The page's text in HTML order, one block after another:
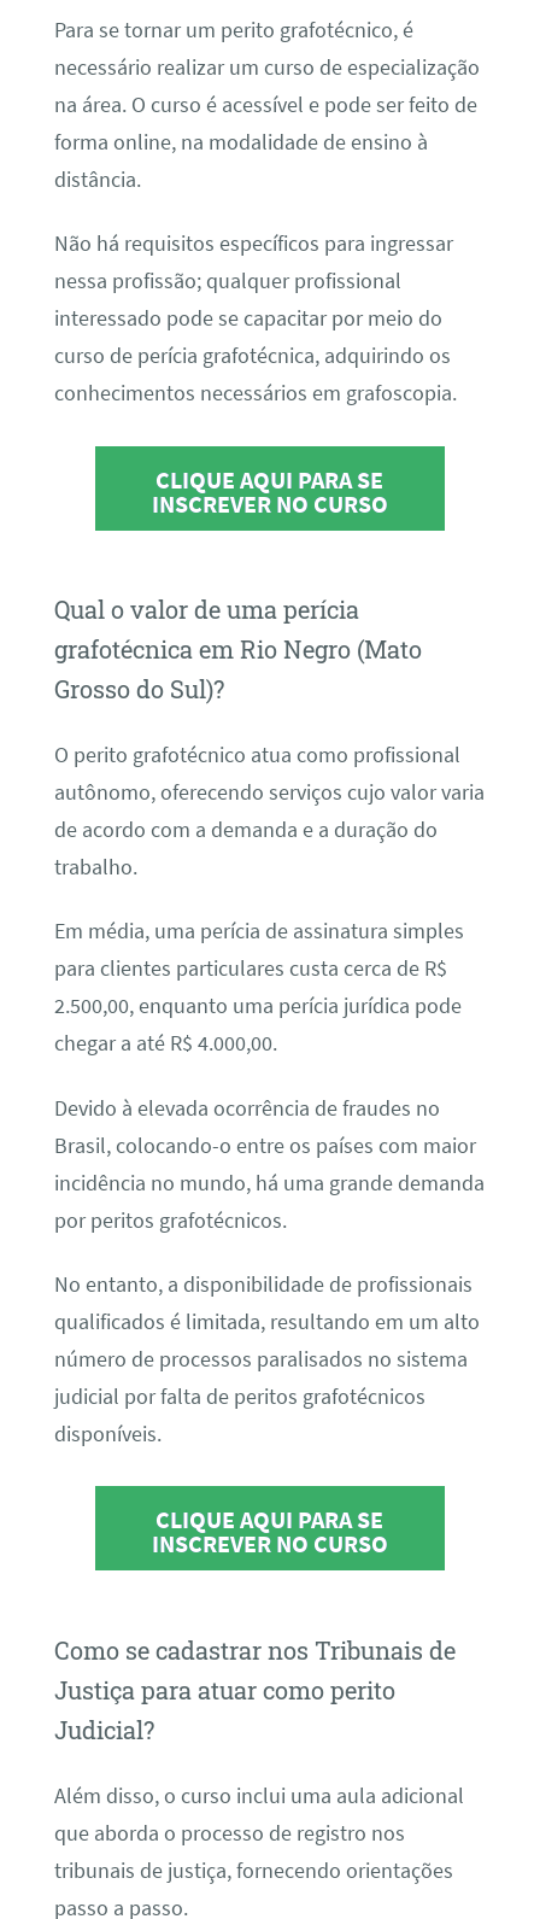
Para se tornar um perito grafotécnico, é
necessário realizar um curso de especialização
na área. O curso é acessível e pode ser feito de
forma online, na modalidade de ensino à
distância.
Não há requisitos específicos para ingressar
nessa profissão; qualquer profissional
interessado pode se capacitar por meio do
curso de perícia grafotécnica, adquirindo os
conhecimentos necessários em grafoscopia.
CLIQUE AQUI PARA SE
INSCREVER NO CURSO
Qual o valor de uma perícia
grafotécnica em Rio Negro (Mato
Grosso do Sul)?
O perito grafotécnico atua como profissional
autônomo, oferecendo serviços cujo valor varia
de acordo com a demanda e a duração do
trabalho.
Em média, uma perícia de assinatura simples
para clientes particulares custa cerca de R$
2.500,00, enquanto uma perícia jurídica pode
chegar a até R$ 4.000,00.
Devido à elevada ocorrência de fraudes no
Brasil, colocando-o entre os países com maior
incidência no mundo, há uma grande demanda
por peritos grafotécnicos.
No entanto, a disponibilidade de profissionais
qualificados é limitada, resultando em um alto
número de processos paralisados no sistema
judicial por falta de peritos grafotécnicos
disponíveis.
CLIQUE AQUI PARA SE
INSCREVER NO CURSO
Como se cadastrar nos Tribunais de
Justiça para atuar como perito
Judicial?
Além disso, o curso inclui uma aula adicional
que aborda o processo de registro nos
tribunais de justiça, fornecendo orientações
passo a passo.